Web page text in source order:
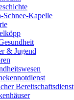
Schnee-Kapelle
& Jugend
Bereitschaftsdienst